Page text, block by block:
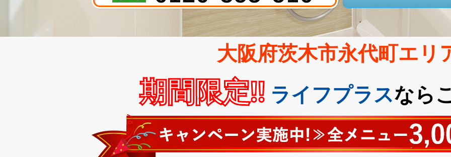
大阪府茨木市永代町エリ
期間限定!! ライフプラスなら